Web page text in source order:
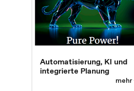
Automatisierung, KI und
integrierte Planung
mehr